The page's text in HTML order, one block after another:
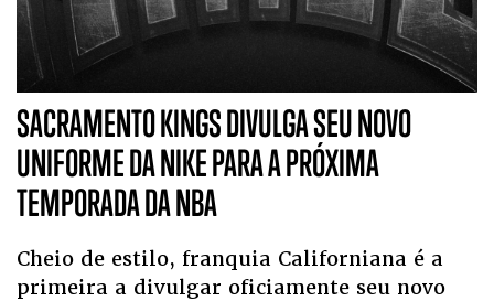
SACRAMENTO KINGS DIVULGA SEU NOVO
UNIFORME DA NIKE PARA A PRÓXIMA
TEMPORADA DA NBA
Cheio de estilo, franquia Californiana é a
primeira a divulgar oficiamente seu novo